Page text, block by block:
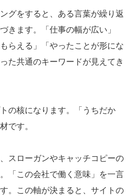
グをすると、ある言葉が繰り返
きます。「仕事の幅が広い」
らえる」「やったことが形にな
た共通のキーワードが見えてき
の核になります。「うちだか
です。
スローガンやキャッチコピーの
「この会社で働く意味」を一言
。この軸が決まると、サイトの